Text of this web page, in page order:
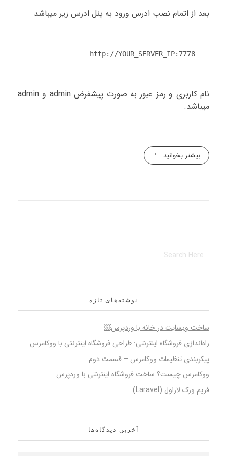
بعد از اتمام نصب ادرس ورود به پنل ادرس زیر میباشد
http://YOUR_SERVER_IP:7778
نام کاربری و رمز عبور به صورت پیشفرض admin و admin
میباشد.
بیشتر بخوانید
نوشته‌های تازه
ساخت وبسایت در خانه با وردپرس￼
راه‌اندازی فروشگاه اینترنتی: طراحی فروشگاه اینترنتی با ووکامرس
پیکربندی تنظیمات ووکامرس – قسمت دوم
ووکامرس چیست؟ ساخت فروشگاه اینترنتی با وردپرس
فریم ورک لاراول (Laravel)
آخرین دیدگاه‌ها